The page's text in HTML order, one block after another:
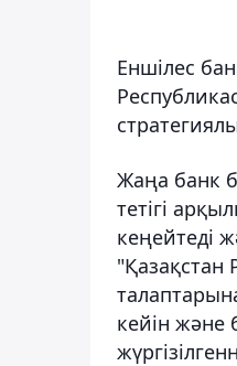
Еншілес
Жаңа банк
тетігі
кеңейтеді
"Қазақстан
кейін және